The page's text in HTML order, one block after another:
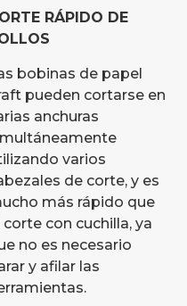
RÁPIDO DE
bobinas de papel
pueden cortarse en
anchuras
varios
de corte, y es
más rápido que
corte con cuchilla, ya
no es necesario
y afilar las